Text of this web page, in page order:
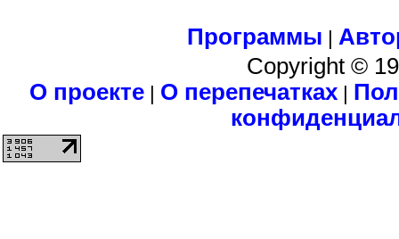
Программы |
Copyright ©
О проекте| О перепечатках|